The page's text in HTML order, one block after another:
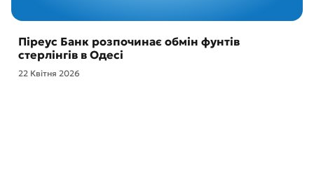
Піреус Банк розпочинає обмін фунтів
стерлінгів в Одесі
22 Квітня 2026